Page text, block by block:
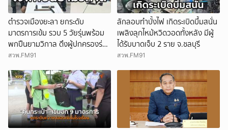
ตำรวจเมืองยะลา ยกระดับ
มาตรการเข้ม รวบ 5 วัยรุ่นพร้อม
พกปืนยามวิกาล ดึงผู้ปกครองร่วม
ล้อมรั้วสร้างภูมิคุ้มกันทางใจ
สวพ.FM91
ลักลอบทำบั้งไฟ เกิดระเบิดบึ้มสนั่น
เพลิงลุกไหม้หวิดวอดทั้งหลัง มีผู้
ได้รับบาดเจ็บ 2 ราย จ.ชลบุรี
สวพ.FM91